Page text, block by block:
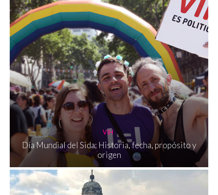
VIH
Día Mundial del Sida: Historia, fecha, propósito y
origen